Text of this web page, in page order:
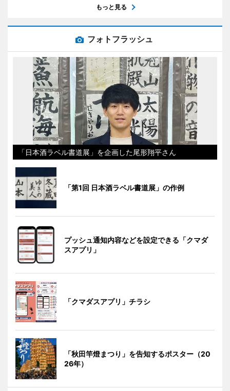
もっと見る
フォトフラッシュ
「日本酒ラベル書道展」を企画した尾形翔平さん
「第1回 日本酒ラベル書道展」の作例
プッシュ通知内容などを設定できる「クマダ
スアプリ」
「クマダスアプリ」チラシ
「秋田竿燈まつり」を告知するポスター（20
26年）